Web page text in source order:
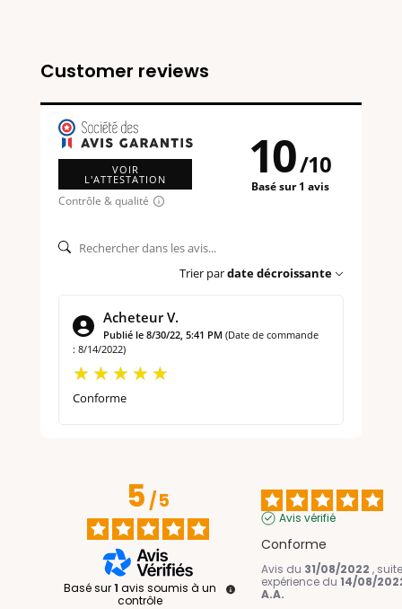
Customer reviews
VOIR
L'ATTESTATION
Contrôle & qualité
10/10
Basé sur 1 avis
Trier pardate décroissante
Acheteur V.
Publié le 8/30/22, 5:41 PM (Date de commande
: 8/14/2022)
Conforme
5/5
Basé sur1 avis soumis à un
contrôle
Avis vérifié
Conforme
Avis du 31/08/2022 ,
expérience du14/08/
A.A.